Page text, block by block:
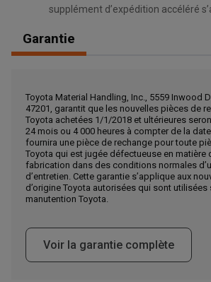
Obtenir une direction
Appelez maintenant
Envoyez un message au
Écrivez-nous
Veuillez mettre à jour le code postal 'Livrer à'
navigation supérieur pour rechercher un
supplément d’expédition accéléré
Garantie
Toyota Material Handling, Inc., 5559 Inwood
47201, garantit que les nouvelles pièces de
Toyota achetées 1/1/2018 et ultérieures
24 mois ou 4 000 heures à compter de la
fournira une pièce de rechange pour toute
Toyota qui est jugée défectueuse en matière
fabrication dans des conditions normales
d’entretien. Cette garantie s’applique aux
d’origine Toyota autorisées qui sont utilisées
manutention Toyota.
Voir la garantie complète